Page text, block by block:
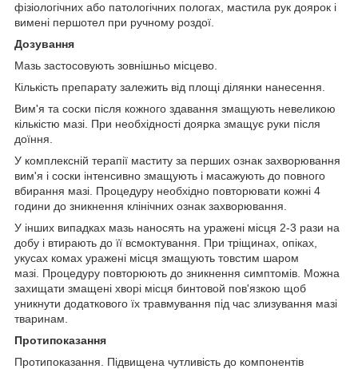
фізіологічних або патологічних пологах, мастила рук доярок і
вимені першотел при ручному роздої.
Дозування
Мазь застосовують зовнішньо місцево.
Кількість препарату залежить від площі ділянки нанесення.
Вим'я та соски після кожного здавання змащують невеликою
кількістю мазі. При необхідності доярка змащує руки після
доїння.
У комплексній терапії маститу за перших ознак захворювання
вим'я і соски інтенсивно змащують і масажують до повного
вбирання мазі. Процедуру необхідно повторювати кожні 4
години до зникнення клінічних ознак захворювання.
У інших випадках мазь наносять на уражені місця 2-3 рази на
добу і втирають до її всмоктування. При тріщинах, опіках,
укусах комах уражені місця змащують товстим шаром
мазі. Процедуру повторюють до зникнення симптомів. Можна
захищати змащені хворі місця бинтовой пов'язкою щоб
уникнути додаткового їх травмування під час злизування мазі
тваринам.
Протипоказання
Протипоказання. Підвищена чутливість до компонентів